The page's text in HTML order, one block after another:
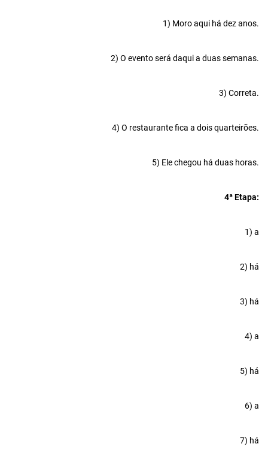
1) Moro aqui há dez anos.
2) O evento será daqui a duas semanas.
3) Correta.
4) O restaurante fica a dois quarteirões.
5) Ele chegou há duas horas.
4ª Etapa:
1) a
2) há
3) há
4) a
5) há
6) a
7) há